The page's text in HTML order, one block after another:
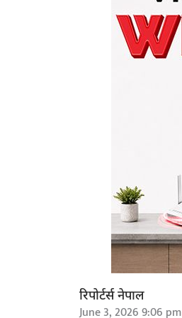
रिपोर्टर्स नेपाल
June 3, 2026 9:06 pm